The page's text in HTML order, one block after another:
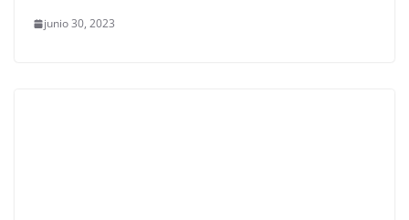
junio 30, 2023